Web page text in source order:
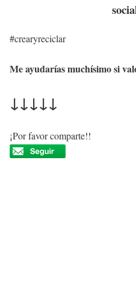
#crearyreciclar
Me ayudarías muchísimo si
↓↓↓↓↓
¡Por favor comparte!!